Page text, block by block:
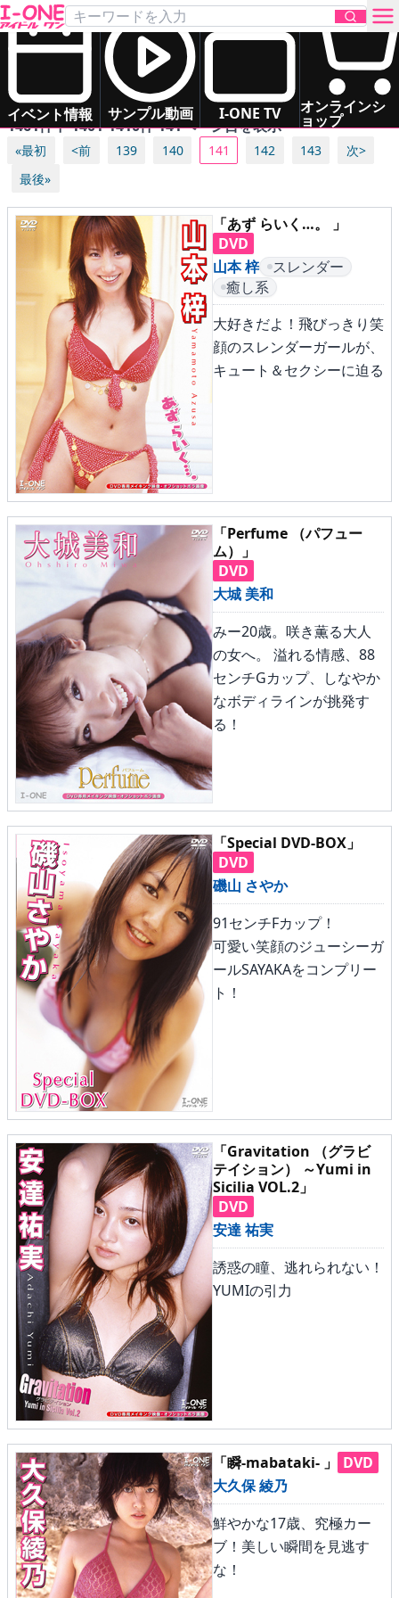
イベント情報 サンプル動画 I-ONE TV オンラインシ
ョップ
お問い合わせ
TOP
DVD
Blu-ray
サンプル動画
イベント情報
アイドル一覧
メニュー
▶新作
次回作
▶制作中
▶発売年月日
ご利用ガイド
▶更新情報
▶個人情報保護について
▶よくあるご質問
▶会社概要
▶お問い合わせフォーム
DVD一覧
新作 次回作 発売年月日
1461件中 1401-1410件 141ページ目を表示
«最初 <前 139 140 141 142 143
次>
最後»
「あず らいく…。 」
DVD
山本 梓
スレンダー
癒し系
大好きだよ！飛びっきり笑
顔のスレンダーガールが、
キュート＆セクシーに迫る
「Perfume （パフュー
ム）」
DVD
大城 美和
みー20歳。咲き薫る大人
の女へ。 溢れる情感、88
センチGカップ、しなやか
なボディラインが挑発す
る！
「Special DVD-BOX」
DVD
磯山 さやか
91センチFカップ！
可愛い笑顔のジューシーガ
ールSAYAKAをコンプリー
ト！
「Gravitation （グラビ
テイション） ～Yumi in
Sicilia VOL.2」
DVD
安達 祐実
誘惑の瞳、逃れられない！
YUMIの引力
「瞬-mabataki- 」
DVD
大久保 綾乃
鮮やかな17歳、究極カー
ブ！美しい瞬間を見逃す
な！